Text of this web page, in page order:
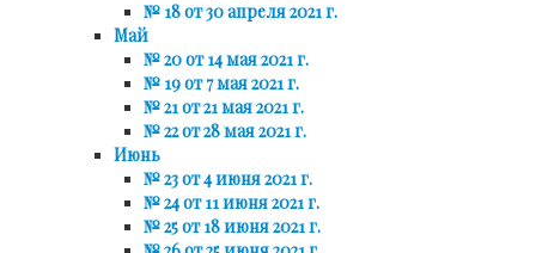
№ 18 от 30 апреля 2021 г.
Май
№ 20 от 14 мая 2021 г.
№ 19 от 7 мая 2021 г.
№ 21 от 21 мая 2021 г.
№ 22 от 28 мая 2021 г.
Июнь
№ 23 от 4 июня 2021 г.
№ 24 от 11 июня 2021 г.
№ 25 от 18 июня 2021 г.